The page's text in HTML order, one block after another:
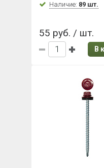
Наличие: 89 шт.
55 руб. / шт.
В